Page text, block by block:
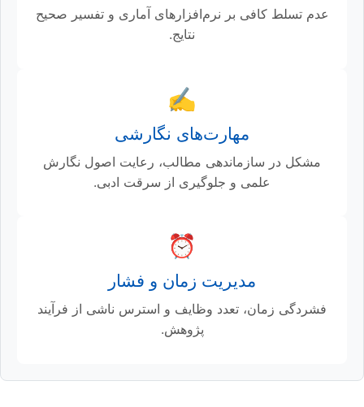
عدم تسلط کافی بر نرم‌افزارهای آماری و تفسیر صحیح
نتایج.
✍️
مهارت‌های نگارشی
مشکل در سازماندهی مطالب، رعایت اصول نگارش
علمی و جلوگیری از سرقت ادبی.
⏰
مدیریت زمان و فشار
فشردگی زمان، تعدد وظایف و استرس ناشی از فرآیند
پژوهش.